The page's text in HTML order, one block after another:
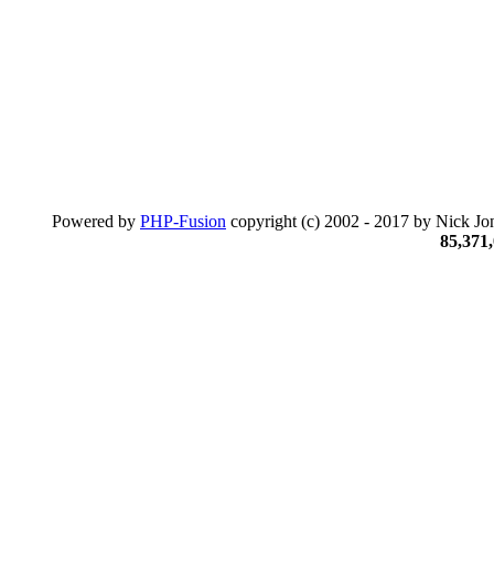
Powered by PHP-Fusion copyright (c) 2002 - 2017 by Nick